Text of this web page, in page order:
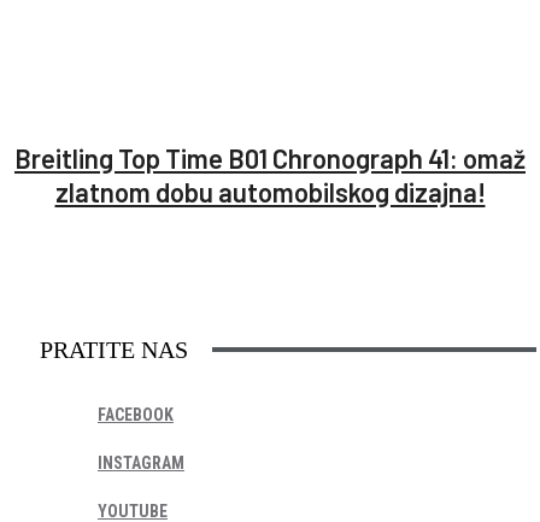
Breitling Top Time B01 Chronograph 41: omaž
zlatnom dobu automobilskog dizajna!
PRATITE NAS
FACEBOOK
INSTAGRAM
YOUTUBE